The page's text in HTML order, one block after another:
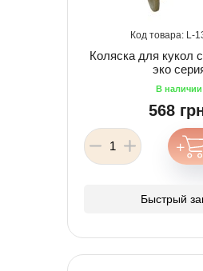
Коляска для кукол
эко
568
Быстрый